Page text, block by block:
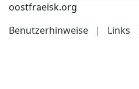
oostfraeisk.org
Benutzerhinweise
| Links